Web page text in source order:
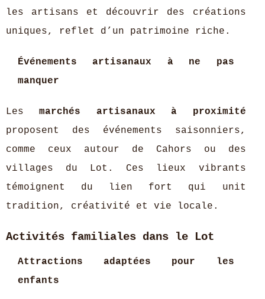
les artisans et découvrir des créations
uniques, reflet d’un patrimoine riche.
Événements artisanaux à ne pas
manquer
Lesmarchés artisanaux à proximité
proposent des événements saisonniers,
comme ceux autour de Cahors ou des
villages du Lot. Ces lieux vibrants
témoignent du lien fort qui unit
tradition, créativité et vie locale.
Activités familiales dans le Lot
Attractions adaptées pour les
enfants